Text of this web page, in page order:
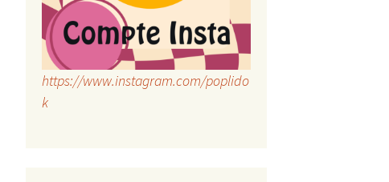
https://www.instagram.com/poplido
k